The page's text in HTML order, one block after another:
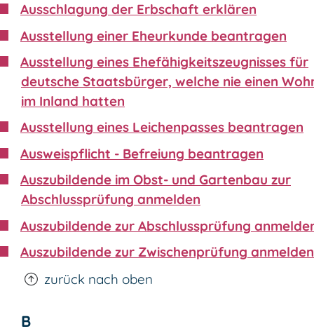
Ausschlagung der Erbschaft erklären
Ausstellung einer Eheurkunde beantragen
Ausstellung eines Ehefähigkeitszeugnisses für
deutsche Staatsbürger, welche nie einen
im Inland hatten
Ausstellung eines Leichenpasses beantragen
Ausweispflicht - Befreiung beantragen
Auszubildende im Obst- und Gartenbau zur
Abschlussprüfung anmelden
Auszubildende zur Abschlussprüfung
Auszubildende zur Zwischenprüfung anmelden
zurück nach oben
B